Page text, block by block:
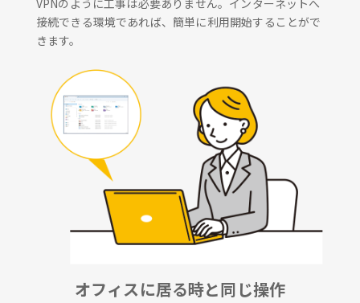
接続できる環境であれば、簡単に利用開始することがで
きます。
オフィスに居る時と同じ操作